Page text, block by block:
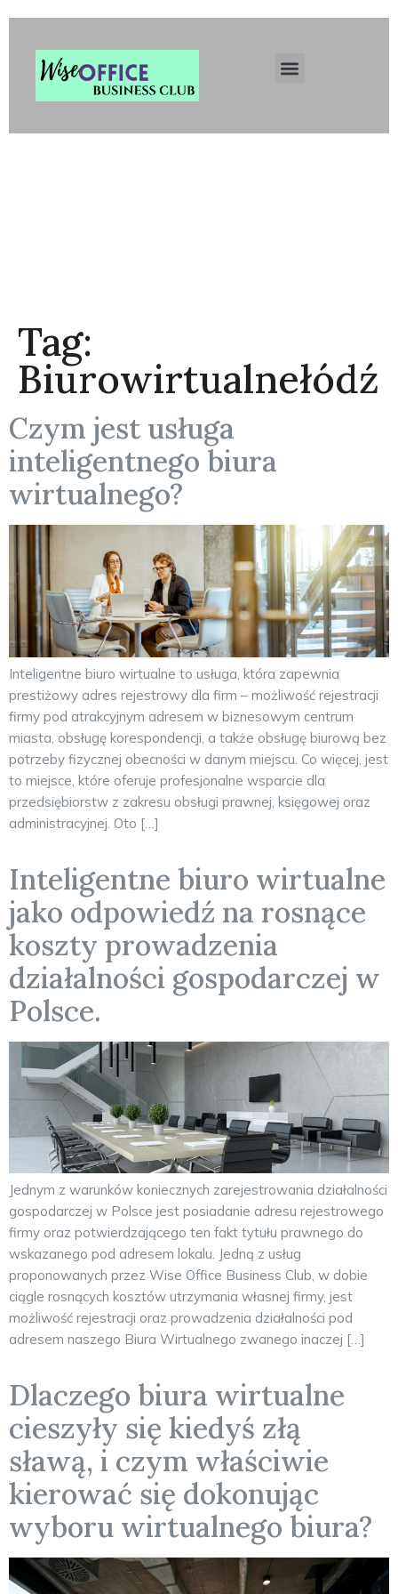
Tag:
Biurowirtualnełódź
Czym jest usługa
inteligentnego biura
wirtualnego?
Inteligentne biuro wirtualne to usługa, która zapewnia
prestiżowy adres rejestrowy dla firm – możliwość rejestracji
firmy pod atrakcyjnym adresem w biznesowym centrum
miasta, obsługę korespondencji, a także obsługę biurową bez
potrzeby fizycznej obecności w danym miejscu. Co więcej, jest
to miejsce, które oferuje profesjonalne wsparcie dla
przedsiębiorstw z zakresu obsługi prawnej, księgowej oraz
administracyjnej. Oto […]
Inteligentne biuro wirtualne
jako odpowiedź na rosnące
koszty prowadzenia
działalności gospodarczej w
Polsce.
Jednym z warunków koniecznych zarejestrowania działalności
gospodarczej w Polsce jest posiadanie adresu rejestrowego
firmy oraz potwierdzającego ten fakt tytułu prawnego do
wskazanego pod adresem lokalu. Jedną z usług
proponowanych przez Wise Office Business Club, w dobie
ciągle rosnących kosztów utrzymania własnej firmy, jest
możliwość rejestracji oraz prowadzenia działalności pod
adresem naszego Biura Wirtualnego zwanego inaczej […]
Dlaczego biura wirtualne
cieszyły się kiedyś złą
sławą, i czym właściwie
kierować się dokonując
wyboru wirtualnego biura?